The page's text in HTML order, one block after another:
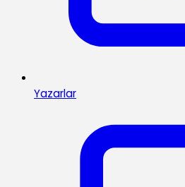
Yazarlar